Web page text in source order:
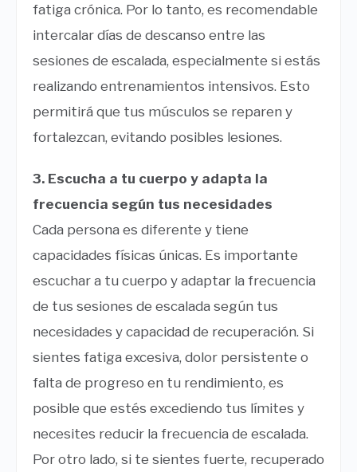
fatiga crónica. Por lo tanto, es recomendable
intercalar días de descanso entre las
sesiones de escalada, especialmente si estás
realizando entrenamientos intensivos. Esto
permitirá que tus músculos se reparen y
fortalezcan, evitando posibles lesiones.
3. Escucha a tu cuerpo y adapta la
frecuencia según tus necesidades
Cada persona es diferente y tiene
capacidades físicas únicas. Es importante
escuchar a tu cuerpo y adaptar la frecuencia
de tus sesiones de escalada según tus
necesidades y capacidad de recuperación. Si
sientes fatiga excesiva, dolor persistente o
falta de progreso en tu rendimiento, es
posible que estés excediendo tus límites y
necesites reducir la frecuencia de escalada.
Por otro lado, si te sientes fuerte, recuperado